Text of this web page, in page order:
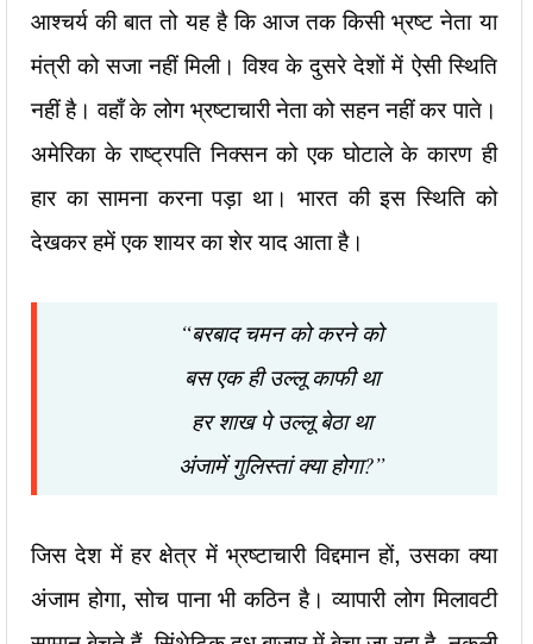
आश्चर्य की बात तो यह है कि आज तक किसी भ्रष्ट नेता या
मंत्री को सजा नहीं मिली। विश्व के दुसरे देशों में ऐसी स्थिति
नहीं है। वहाँ के लोग भ्रष्टाचारी नेताको सहन नहीं कर पाते।
अमेरिका के राष्ट्रपति निक्सन को एक घोटाले के कारण ही
हार का सामना करना पड़ा था। भारत की इस स्थिति को
देखकर हमें एकशायर का शेर याद आता है।
“बरबाद चमन को करने को
बस एक ही उल्लू काफी था
हर शाख पे उल्लू बेठा था
अंजामें गुलिस्तां क्या होगा?”
जिस देश में हर क्षेत्र में भ्रष्टाचारी विद्दमान हों, उसका क्या
अंजाम होगा, सोच पाना भी कठिन है। व्यापारी लोग मिलावटी